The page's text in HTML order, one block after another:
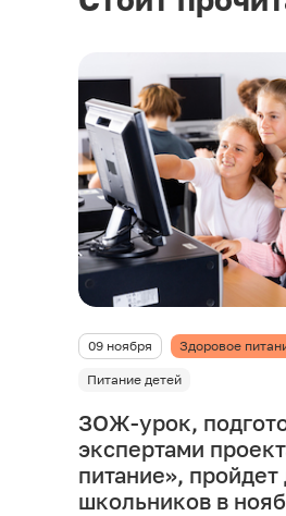
09 ноября Здоровое
Питание детей
ЗОЖ-урок,
экспертами
питание»,
школьников в